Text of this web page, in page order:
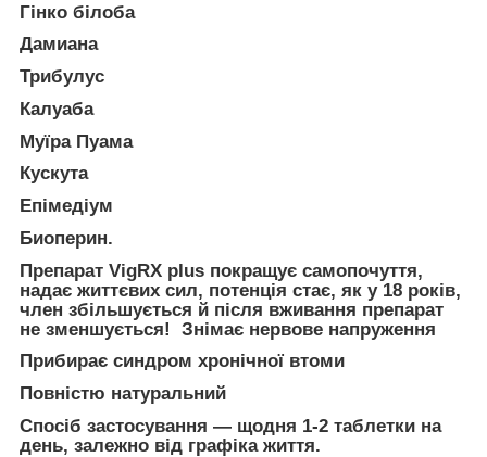
Гінко білоба
Дамиана
Трибулус
Калуаба
Муїра Пуама
Кускута
Епімедіум
Биоперин.
Препарат VigRX plus покращує самопочуття,
надає життєвих сил, потенція стає, як у 18 років,
член збільшується й після вживання препарат
не зменшується! Знімає нервове напруження
Прибирає синдром хронічної втоми
Повністю натуральний
Спосіб застосування — щодня 1-2 таблетки на
день, залежно від графіка життя.